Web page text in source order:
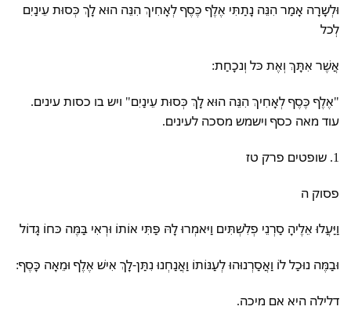
וּלְשָרָה אָמַר הִנֵּה נָתַתִּי אֶלֶף כֶּסֶף לְאָחִיךְ הִנֵּה הוּא לָךְ כְּסוּת עֵינַיִם
לְכל
אֲשֶׁר אִתָּךְ וְאֶת כּל וְנכָחַת:
"אֶלֶף כֶּסֶף לְאָחִיךְ הִנֵּה הוּא לָךְ כְּסוּת עֵינַיִם" ויש בו כסות עינים.
עוד מאה כסף וישמש מסכה לעינים.
1. שופטים פרק טז
פסוק ה
וַיַּעֲלוּ אֵלֶיהָ סַרְנֵי פְלִשְׁתִּים וַיּאמְרוּ לָהּ פַּתִּי אוֹתוֹ וּרְאִי בַּמֶּה כּחוֹ גָדוֹל
וּבַמֶּה נוּכַל לוֹ וַאֲסַרְנוּהוּ לְעַנּוֹתוֹ וַאֲנַחְנוּ נִתַּן-לָךְ אִישׁ אֶלֶף וּמֵאָה כָּסֶף:
דלילה היא אם מיכה.